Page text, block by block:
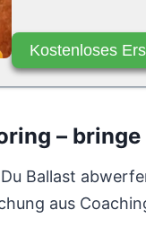
Kostenloses
–
Ballast
aus